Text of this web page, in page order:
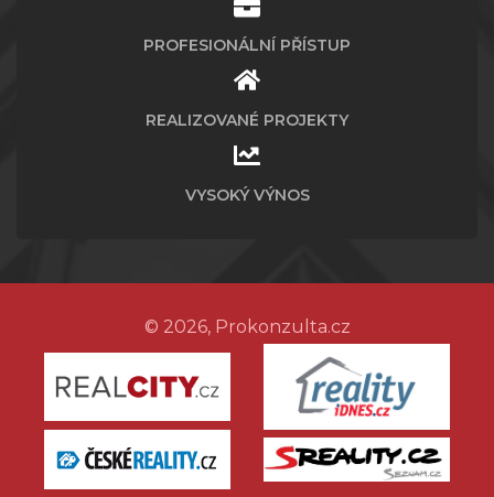
PROFESIONÁLNÍ PŘÍSTUP
REALIZOVANÉ PROJEKTY
VYSOKÝ VÝNOS
© 2026, Prokonzulta.cz